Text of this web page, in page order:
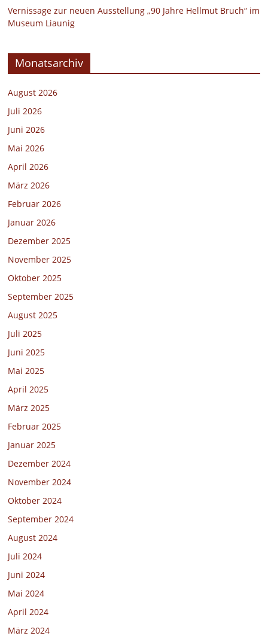
Vernissage zur neuen Ausstellung „90 Jahre Hellmut Bruch“ im
Museum Liaunig
Monatsarchiv
August 2026
Juli 2026
Juni 2026
Mai 2026
April 2026
März 2026
Februar 2026
Januar 2026
Dezember 2025
November 2025
Oktober 2025
September 2025
August 2025
Juli 2025
Juni 2025
Mai 2025
April 2025
März 2025
Februar 2025
Januar 2025
Dezember 2024
November 2024
Oktober 2024
September 2024
August 2024
Juli 2024
Juni 2024
Mai 2024
April 2024
März 2024